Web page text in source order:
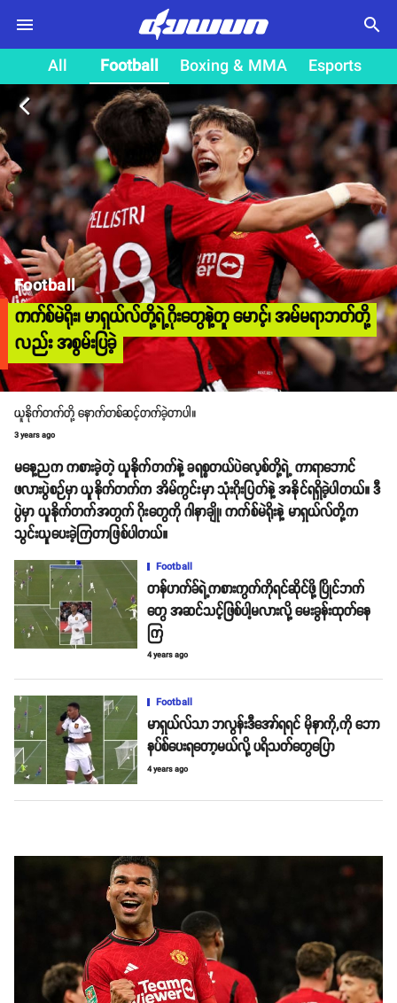
search
All Football Boxing & MMA Esports
arrow_back_ios
Football
ကက်စ်မဲရိုး၊ မာရှယ်လ်တို့ရဲ့ဂိုးတွေနဲ့တူ မောင့်၊ အမ်မရာဘတ်တို့
လည်း အစွမ်းပြခဲ့
ယူနိုက်တက်တို့ နောက်တစ်ဆင့်တက်ခဲ့တာပါ။
3 years ago
မနေ့ညက ကစားခဲ့တဲ့ ယူနိုက်တက်နဲ့ ခရစ္စတယ်ပဲလေ့စ်တို့ရဲ့ ကာရာဘောင်
ဖလားပွဲစဉ်မှာ ယူနိုက်တက်က အိမ်ကွင်းမှာ သုံးဂိုးပြတ်နဲ့ အနိုင်ရရှိခဲ့ပါတယ်။ ဒီ
ပွဲမှာ ယူနိုက်တက်အတွက် ဂိုးတွေကို ဂါနာချို၊ ကက်စ်မဲရိုးနဲ့ မာရှယ်လ်တို့က
သွင်းယူပေးခဲ့ကြတာဖြစ်ပါတယ်။
Football
တန်ဟက်ခ်ရဲ့ကစားကွက်ကိုရင်ဆိုင်ဖို့ ပြိုင်ဘက်
တွေ အဆင်သင့်ဖြစ်ပါ့မလားလို့ မေးခွန်းထုတ်နေ
ကြ
4 years ago
Football
မာရှယ်လ်သာ ဘလွန်းဒီအော်ရရင် မိုနာကို,ကို ဘော
နပ်စ်ပေးရတော့မယ်လို့ ပရိသတ်တွေပြော
4 years ago